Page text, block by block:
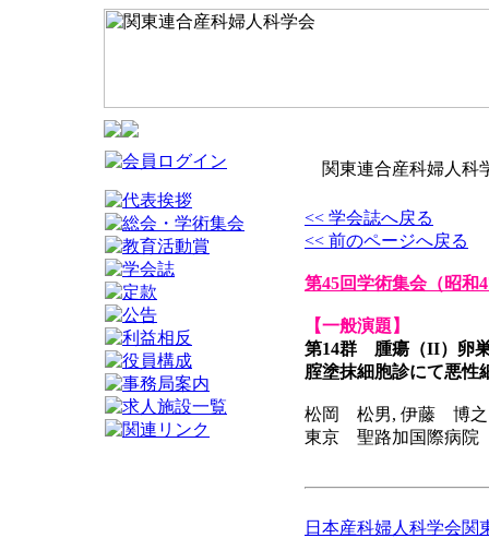
関東連合産科婦人科
<< 学会誌へ戻る
<< 前のページへ戻る
第45回学術集会（昭和
【一般演題】
第14群 腫瘍（II）卵
腟塗抹細胞診にて悪性
松岡 松男, 伊藤 博之
東京 聖路加国際病院
日本産科婦人科学会関